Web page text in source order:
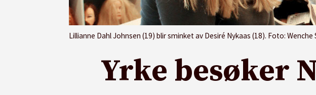
Lillianne Dahl Johnsen (19) blir sminket av Desiré Nykaas (18). Foto: Wenche
Yrke besøker